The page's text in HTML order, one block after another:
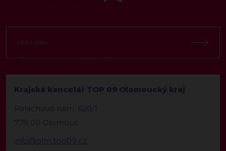
Krajská kancelář TOP 09 Olomoucký kraj
Palachovo nám. 620/1
779 00 Olomouc
info@olm.top09.cz